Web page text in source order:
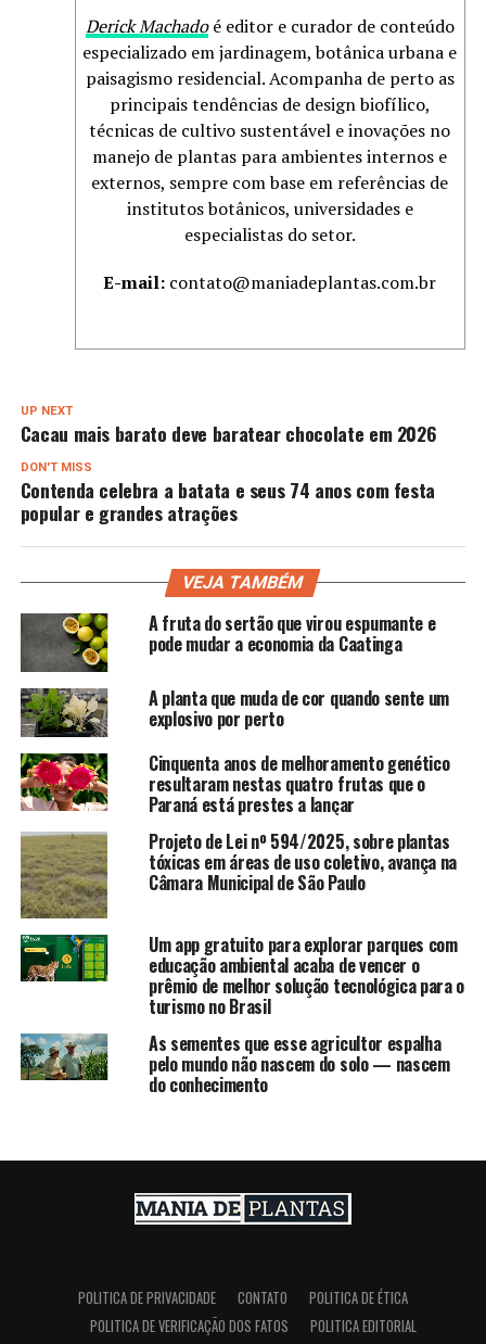
Derick Machadoé editor e curador de conteúdo
especializado em jardinagem, botânica urbana e
paisagismo residencial. Acompanha de perto as
principais tendências de design biofílico,
técnicas de cultivo sustentável e inovações no
manejo de plantas para ambientes internos e
externos, sempre com base em referências de
institutos botânicos, universidades e
especialistas do setor.
E-mail: contato@maniadeplantas.com.br
UP NEXT
Cacau mais barato deve baratear chocolate em 2026
DON'T MISS
Contenda celebra a batata e seus 74 anos com festa
popular e grandes atrações
VEJA TAMBÉM
A fruta do sertão que virou espumante e
pode mudar a economia da Caatinga
A planta que muda de cor quando sente um
explosivo por perto
Cinquenta anos de melhoramento genético
resultaram nestas quatro frutas que o
Paraná está prestes a lançar
Projeto de Lei nº 594/2025, sobre plantas
tóxicas em áreas de uso coletivo, avança na
Câmara Municipal de São Paulo
Um app gratuito para explorar parques com
educação ambiental acaba de vencer o
prêmio de melhor solução tecnológica para o
turismo no Brasil
As sementes que esse agricultor espalha
pelo mundo não nascem do solo — nascem
do conhecimento
POLITICA DE PRIVACIDADE CONTATO
POLITICA DE ÉTICA
POLITICA DE VERIFICAÇÃO DOS FATOS
POLITICA EDITORIAL